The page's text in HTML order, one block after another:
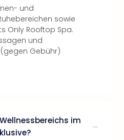
und
sowie
Only Rooftop Spa.
und
Gebühr)
im